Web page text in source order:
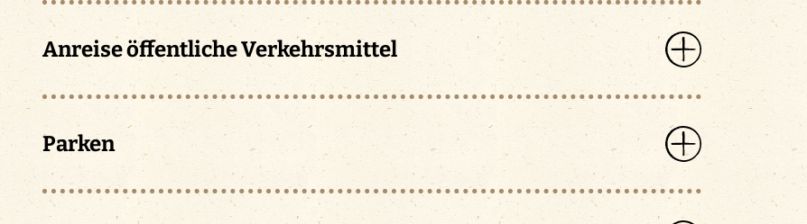
Öffentlichen Termin buchen
JETZT BUCHEN
Anreise öffentliche Verkehrsmittel
Parken